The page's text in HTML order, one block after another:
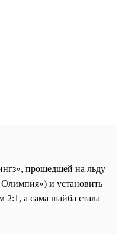
прошедшей на льду
и установить
2:1, а сама шайба стала